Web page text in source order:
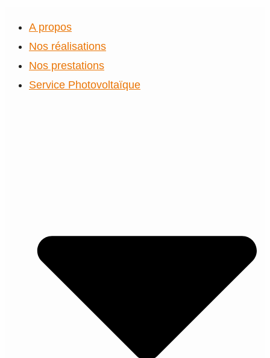
A propos
Nos réalisations
Nos prestations
Service Photovoltaïque